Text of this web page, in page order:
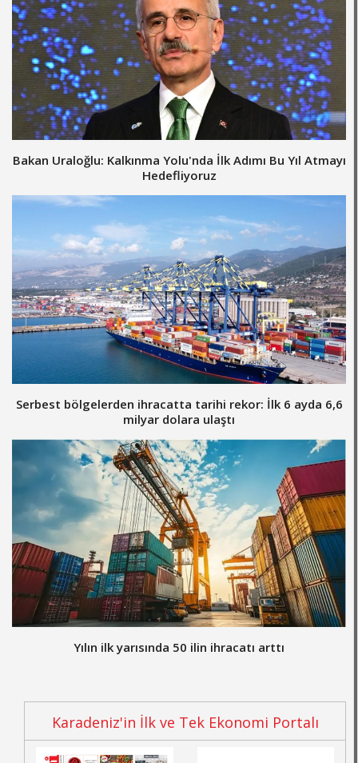
Bakan Uraloğlu: Kalkınma Yolu'nda İlk Adımı Bu Yıl Atmayı
Hedefliyoruz
Serbest bölgelerden ihracatta tarihi rekor: İlk 6 ayda 6,6
milyar dolara ulaştı
Yılın ilk yarısında 50 ilin ihracatı arttı
Karadeniz'in İlk ve Tek Ekonomi Portalı